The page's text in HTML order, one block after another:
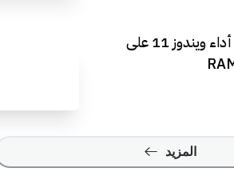
مايكروسوفت تحسن أداء ويندوز 11 على
المزيد